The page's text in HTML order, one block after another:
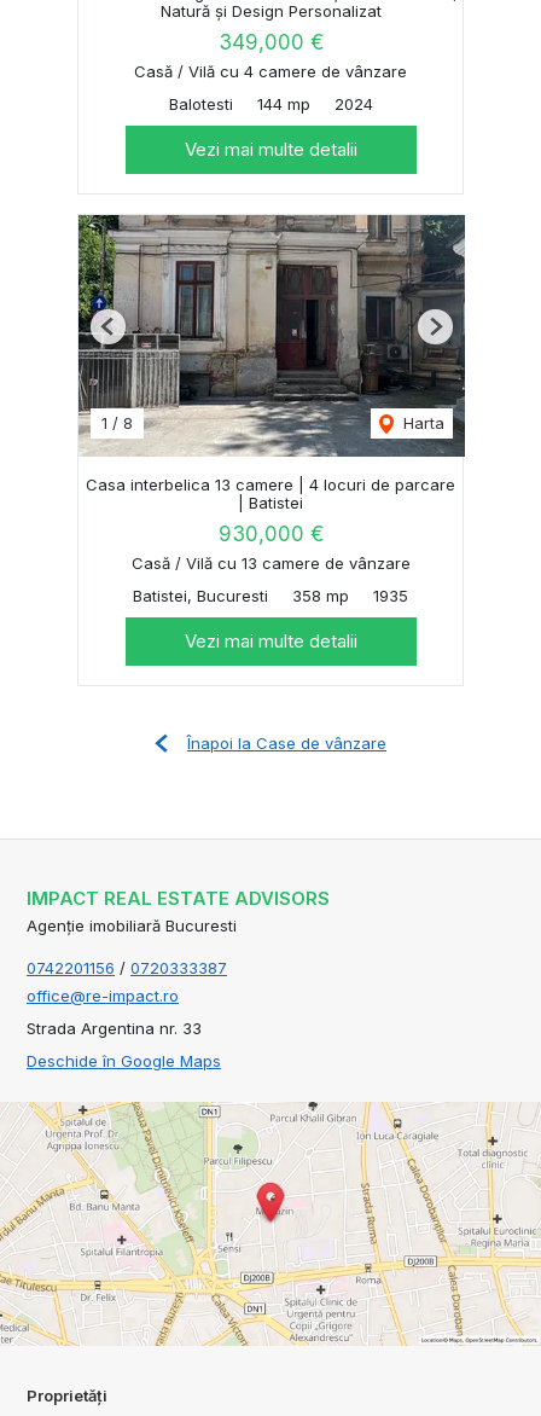
Natură și Design Personalizat
349,000 €
Casă / Vilă cu 4 camere de vânzare
Balotesti
144 mp 2024
Vezi mai multe detalii
1 / 8 Harta
Previous Next
Casa interbelica 13 camere | 4 locuri de parcare
| Batistei
930,000 €
Casă / Vilă cu 13 camere de vânzare
Batistei, Bucuresti
358 mp 1935
Vezi mai multe detalii
Înapoi la Case de vânzare
IMPACT REAL ESTATE ADVISORS
Agenție imobiliară Bucuresti
0742201156 / 0720333387
office@re-impact.ro
Strada Argentina nr. 33
Deschide în Google Maps
Proprietăți